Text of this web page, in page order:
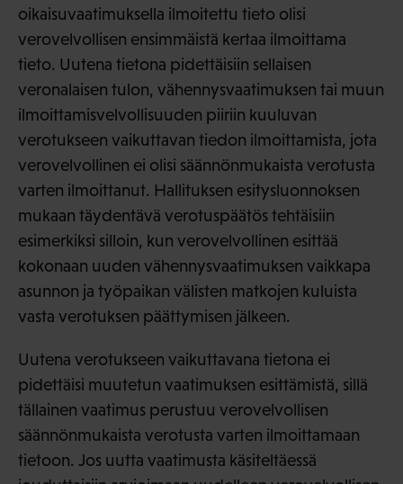
oikaisuvaatimuksella ilmoitettu tieto olisi
verovelvollisen ensimmäistä kertaa ilmoittama
tieto. Uutena tietona pidettäisiin sellaisen
veronalaisen tulon, vähennysvaatimuksen tai muun
ilmoittamisvelvollisuuden piiriin kuuluvan
verotukseen vaikuttavan tiedon ilmoittamista, jota
verovelvollinen ei olisi säännönmukaista verotusta
varten ilmoittanut. Hallituksen esitysluonnoksen
mukaan täydentävä verotuspäätös tehtäisiin
esimerkiksi silloin, kun verovelvollinen esittää
kokonaan uuden vähennysvaatimuksen vaikkapa
asunnon ja työpaikan välisten matkojen kuluista
vasta verotuksen päättymisen jälkeen.
Uutena verotukseen vaikuttavana tietona ei
pidettäisi muutetun vaatimuksen esittämistä, sillä
tällainen vaatimus perustuu verovelvollisen
säännönmukaista verotusta varten ilmoittamaan
tietoon. Jos uutta vaatimusta käsiteltäessä